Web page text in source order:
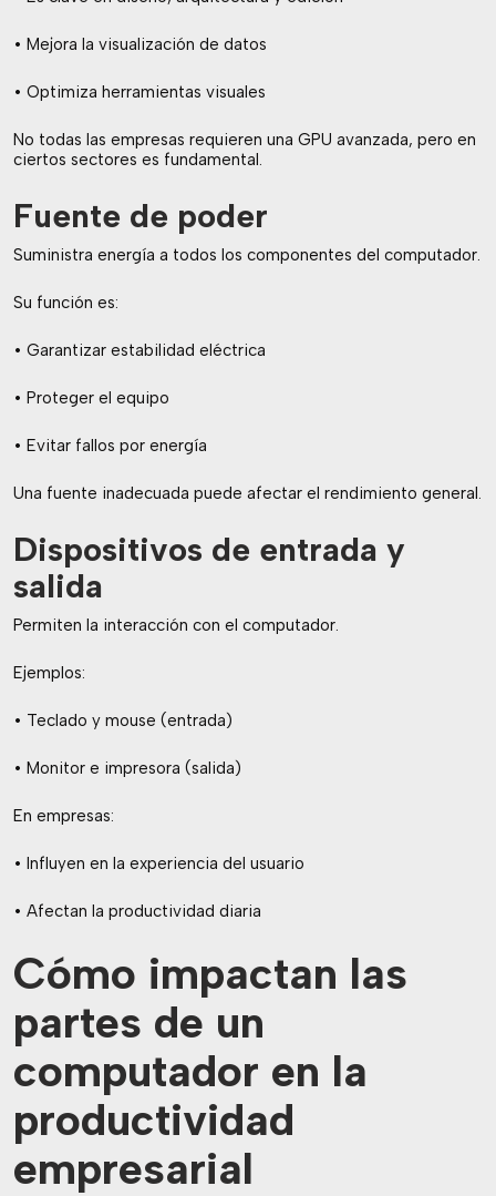
• Mejora la visualización de datos
• Optimiza herramientas visuales
No todas las empresas requieren una GPU avanzada, pero en
ciertos sectores es fundamental.
Fuente de poder
Suministra energía a todos los componentes del computador.
Su función es:
• Garantizar estabilidad eléctrica
• Proteger el equipo
• Evitar fallos por energía
Una fuente inadecuada puede afectar el rendimiento general.
Dispositivos de entrada y
salida
Permiten la interacción con el computador.
Ejemplos:
• Teclado y mouse (entrada)
• Monitor e impresora (salida)
En empresas:
• Influyen en la experiencia del usuario
• Afectan la productividad diaria
Cómo impactan las
partes de un
computador en la
productividad
empresarial